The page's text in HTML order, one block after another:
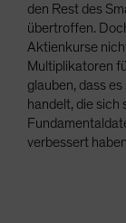
den Rest des
übertroffen.
Aktienkurse
Multiplikatoren
glauben, dass
handelt, die sich
verbessert